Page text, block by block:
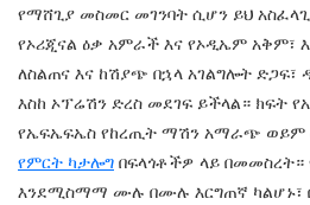
የማሸጊያ መስመር መገንባት ሲሆን ይህ
የኦሪጂናል ዕቃ አምራች እና የኦዲኤም አቅም፣
ለስልጠና እና ከሽያጭ በኋላ አገልግሎት
እስከ ኦፕሬሽን ድረስ መደገፍ ይችላል። ክፍት
የኤፍኤፍኤስ የከረጢት ማሽን አማራጭ ወይም
የምርት ካታሎግ በፍላጎቶችዎ ላይ
እንደሚስማማ ሙሉ በሙሉ እርግጠኛ ካልሆኑ፣